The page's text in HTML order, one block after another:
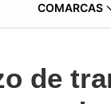
COMARCAS
de